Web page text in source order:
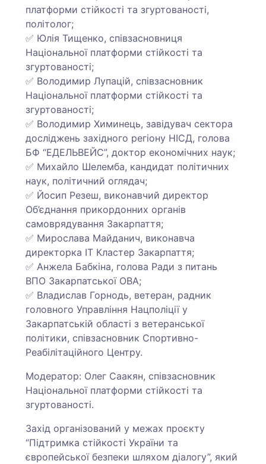
платформи стійкості та згуртованості,
політолог;
✅ Юлія Тищенко, співзасновниця
Національної платформи стійкості та
згуртованості;
✅ Володимир Лупацій, співзасновник
Національної платформи стійкості та
згуртованості;
✅ Володимир Химинець, завідувач сектора
досліджень західного регіону НІСД, голова
БФ “ЕДЕЛЬВЕЙС”, доктор економічних наук;
✅ Михайло Шелемба, кандидат політичних
наук, політичний оглядач;
✅ Йосип Резеш, виконавчий директор
Об’єднання прикордонних органів
самоврядування Закарпаття;
✅ Мирослава Майданич, виконавча
директорка ІТ Кластер Закарпаття;
✅ Анжела Бабкіна, голова Ради з питань
ВПО Закарпатської ОВА;
✅ Владислав Горнодь, ветеран, радник
головного Управління Нацполіції у
Закарпатській області з ветеранської
політики, співзасновник Спортивно-
Реабілітаційного Центру.
Модератор: Олег Саакян, співзасновник
Національної платформи стійкості та
згуртованості.
Захід організований у межах проєкту
“Підтримка стійкості України та
європейської безпеки шляхом діалогу”, який